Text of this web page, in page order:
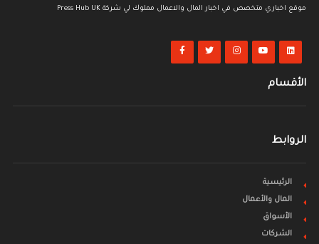
موقع اخباري متخصص في اخبار المال والاعمال مملوك لي شركة Press Hub UK
الأقسام
الروابط
الرئيسية
المال والأعمال
الأسواق
الشركات